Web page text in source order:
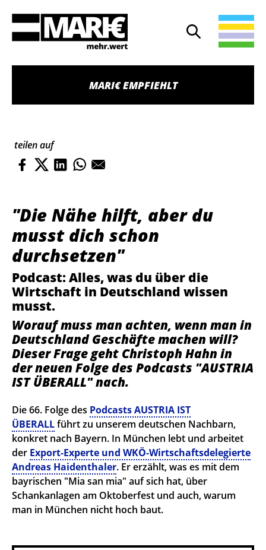
Suche öffnen
Suche
MARI€ EMPFIEHLT
teilen auf
"Die Nähe hilft, aber du
musst dich schon
durchsetzen"
Podcast: Alles, was du über die
Wirtschaft in Deutschland wissen
musst.
Worauf muss man achten, wenn man in
Deutschland Geschäfte machen will?
Dieser Frage geht Christoph Hahn in
der neuen Folge des Podcasts "AUSTRIA
IST ÜBERALL" nach.
Die 66. Folge des Podcasts AUSTRIA IST
ÜBERALLführt zu unserem deutschen Nachbarn,
konkret nach Bayern. In München lebt und arbeitet
der Export-Experte und WKÖ-Wirtschaftsdelegierte
Andreas Haidenthaler. Er erzählt, was es mit dem
bayrischen "Mia san mia" auf sich hat, über
Schankanlagen am Oktoberfest und auch, warum
man in München nicht hoch baut.